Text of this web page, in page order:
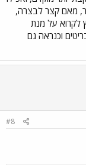
מאם קצר לבצרה,
לקרוא על מנת
וכנראה גם
#8